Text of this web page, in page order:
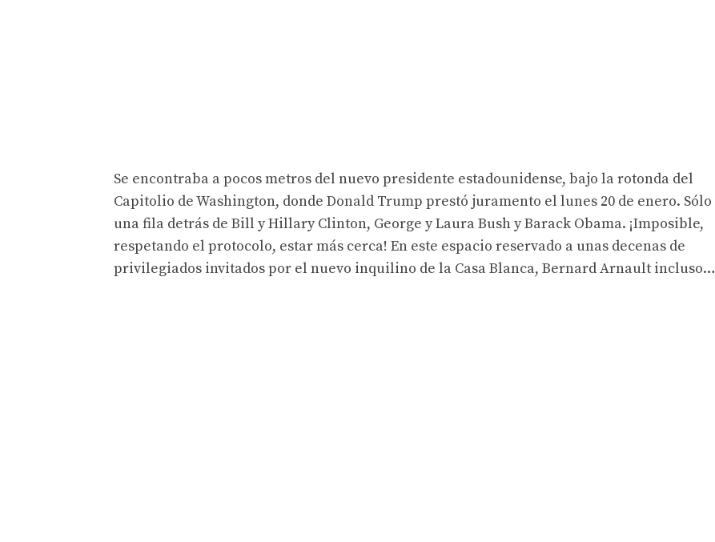
Se encontraba a pocos metros del nuevo presidente estadounidense, bajo la rotonda del
Capitolio de Washington, donde Donald Trump prestó juramento el lunes 20 de enero. Sólo
una fila detrás de Bill y Hillary Clinton, George y Laura Bush y Barack Obama. ¡Imposible,
respetando el protocolo, estar más cerca! En este espacio reservado a unas decenas de
privilegiados invitados por el nuevo inquilino de la Casa Blanca, Bernard Arnault incluso…